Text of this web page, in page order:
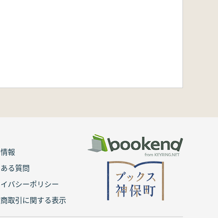
報
る質問
バシーポリシー
取引に関する表示